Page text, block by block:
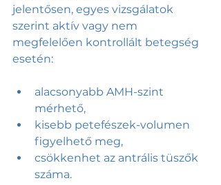
jelentősen, egyes vizsgálatok
szerint aktív vagy nem
megfelelően kontrollált betegség
esetén:
alacsonyabb AMH-szint
mérhető,
kisebb petefészek-volumen
figyelhető meg,
csökkenhet az antrális tüszők
száma.